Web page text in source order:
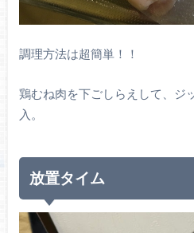
調理方法は超簡単！！
鶏むね肉を下ごしらえして、ジ
入。
放置タイム